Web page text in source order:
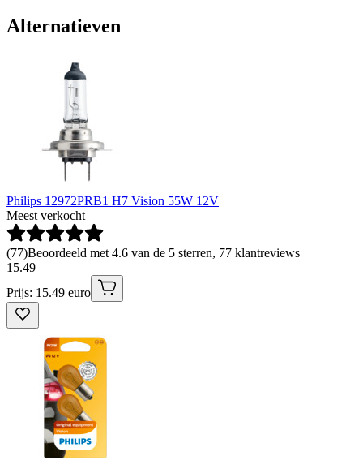
Alternatieven
Philips 12972PRB1 H7 Vision 55W 12V
Meest verkocht
(77)Beoordeeld met 4.6 van de 5 sterren, 77 klantreviews
15.49
Prijs: 15.49 euro